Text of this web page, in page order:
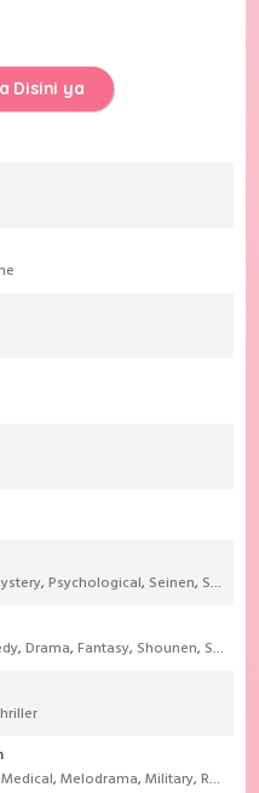
Disini ya
,Psychological, Seinen, Supernatural
,Drama,Fantasy, Shounen, Super Power
Medical,Melodrama,Military,Romance